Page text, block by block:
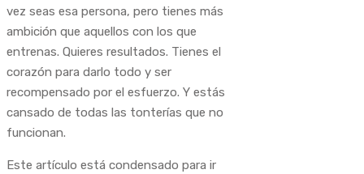
vez seas esa persona, pero tienes más
ambición que aquellos con los que
entrenas. Quieres resultados. Tienes el
corazón para darlo todo y ser
recompensado por el esfuerzo. Y estás
cansado de todas las tonterías que no
funcionan.
Este artículo está condensado para ir